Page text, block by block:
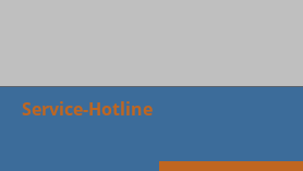
Service-Hotline